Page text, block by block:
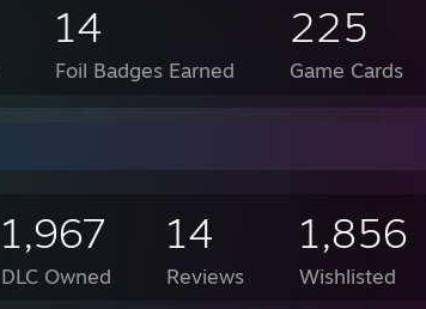
14
Foil Badges Earned
225
Game Cards
1,967
DLC Owned
14
Reviews
1,856
Wishlisted